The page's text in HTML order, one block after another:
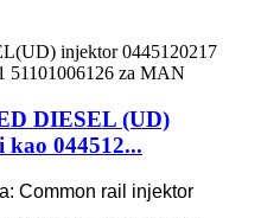
DIESEL (UD)
kao 044512...
Common rail injektor